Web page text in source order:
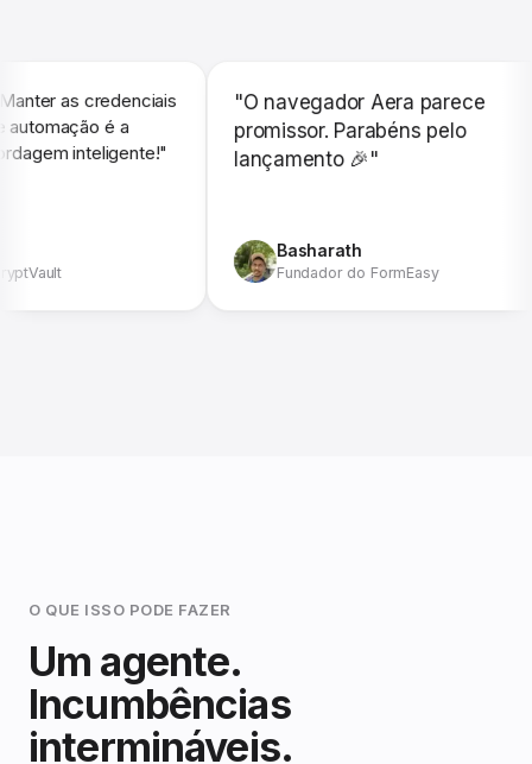
as credenciais
é a
inteligente!"
"O navegador Aera parece
promissor. Parabéns pelo
lançamento 🎉"
Basharath
Fundador do FormEasy
O QUE ISSO PODE FAZER
Um agente.
Incumbências
intermináveis.